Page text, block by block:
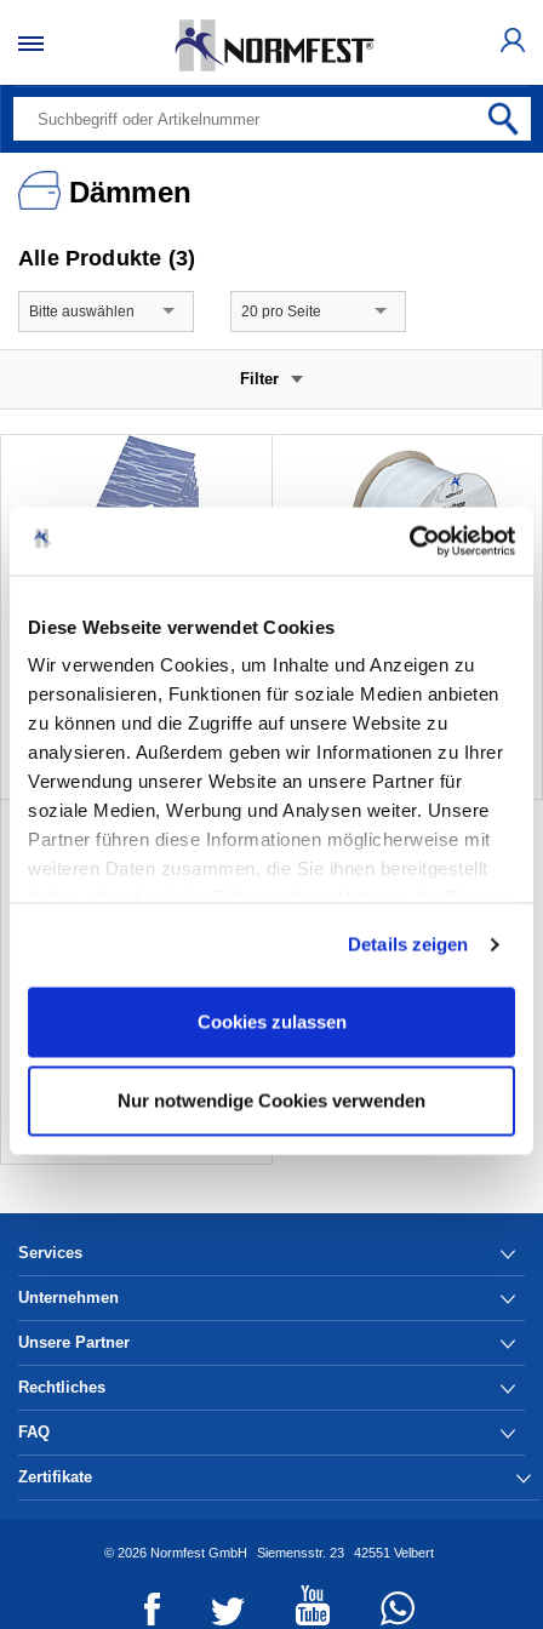
Diese Webseite verwendet Cookies
Wir verwenden Cookies, um Inhalte und Anzeigen zu
personalisieren, Funktionen für soziale Medien anbieten
zu können und die Zugriffe auf unsere Website zu
analysieren. Außerdem geben wir Informationen zu Ihrer
Verwendung unserer Website an unsere Partner für
soziale Medien, Werbung und Analysen weiter. Unsere
Partner führen diese Informationen möglicherweise mit
weiteren Daten zusammen, die Sie ihnen bereitgestellt
Cookies, wenn Sie unsere Webseite weiterhin nutzen.
Details zeigen
Cookies zulassen
Nur notwendige Cookies verwenden
Dämmen
Alle Produkte (3)
Bitte auswählen 20 pro Seite
Filter
(6) (3)
(4)
Services
Unternehmen
Unsere Partner
Rechtliches
FAQ
Zertifikate
© 2026 Normfest GmbH Siemensstr. 23 42551 Velbert